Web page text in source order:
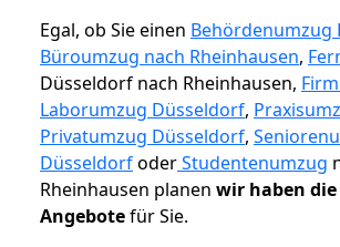
Egal, ob Sie einen Behördenumzug
Büroumzug nach Rheinhausen,
Düsseldorf nach Rheinhausen,
Laborumzug Düsseldorf,
Privatumzug Düsseldorf,
DüsseldorfoderStudentenumzug
Rheinhausen planen wir haben die
Angebotefür Sie.